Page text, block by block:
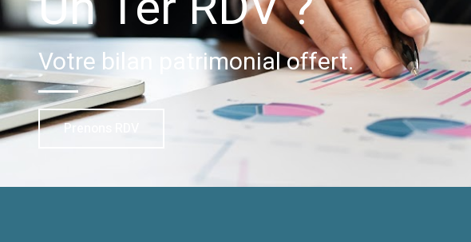
Votre bilan patrimonial offert.
Prenons RDV